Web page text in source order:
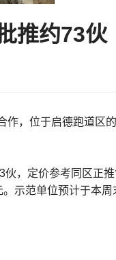
推约73伙
，位于启德跑道区
，定价参考同区正
示范单位预计于本